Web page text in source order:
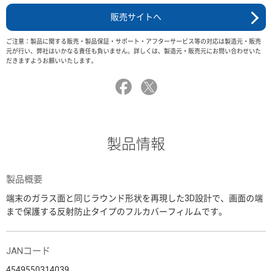
販売サイトへ
ご注意：製品に関する販売・製品保証・サポート・アフターサービス等の対応は製造元・販売
元が行い、弊社はいかなる責任も負いません。詳しくは、製造元・販売元にお問い合わせいた
だきますようお願いいたします。
製品情報
製品概要
端末のガラス面と同じラウンド形状を再現した3D設計で、画面の端
まで保護する反射防止タイプのフルカバーフィルムです。
JANコード